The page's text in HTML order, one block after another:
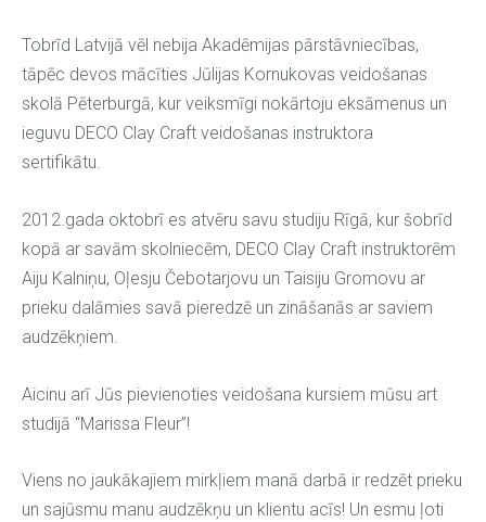
Tobrīd Latvijā vēl nebija Akadēmijas pārstāvniecības,
tāpēc devos mācīties Jūlijas Kornukovas veidošanas
skolā Pēterburgā, kur veiksmīgi nokārtoju eksāmenus un
ieguvu DECO Clay Craft veidošanas instruktora
sertifikātu.
2012.gada oktobrī es atvēru savu studiju Rīgā, kur šobrīd
kopā ar savām skolniecēm, DECO Clay Craft instruktorēm
Aiju Kalniņu, Oļesju Čebotarjovu un Taisiju Gromovu ar
prieku dalāmies savā pieredzē un zināšanās ar saviem
audzēkņiem.
Aicinu arī Jūs pievienoties veidošana kursiem mūsu art
studijā “Marissa Fleur”!
Viens no jaukākajiem mirkļiem manā darbā ir redzēt prieku
un sajūsmu manu audzēkņu un klientu acīs! Un esmu ļoti